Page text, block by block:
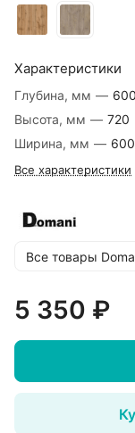
Характеристики
Глубина, мм — 600
Высота, мм — 720
Ширина, мм — 600
Все характеристики
Все товары
5 350 ₽